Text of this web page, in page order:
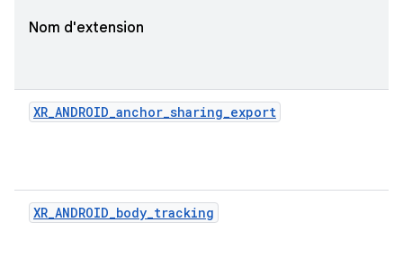
Nom d'extension
XR_ANDROID_anchor_sharing_export
XR_ANDROID_body_tracking